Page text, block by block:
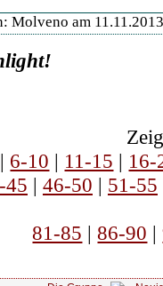
Molveno am 11.11.2013
6-10 | 11-15 | 16-
45 | 46-50 | 51-55
81-85 | 86-90 |